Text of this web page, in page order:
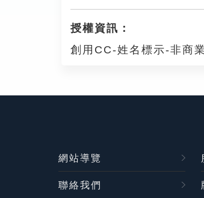
授權資訊：
創用CC-姓名標示-非商
網站導覽
聯絡我們